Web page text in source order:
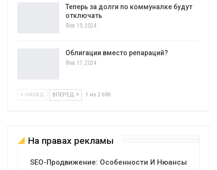
Теперь за долги по коммуналке будут
отключать
Фев 19, 2024
Облигации вместо репараций?
Фев 17, 2024
НАЗАД ВПЕРЕД 1 из 2 690
На правах рекламы
SEO-Продвижение: Особенности И Нюансы